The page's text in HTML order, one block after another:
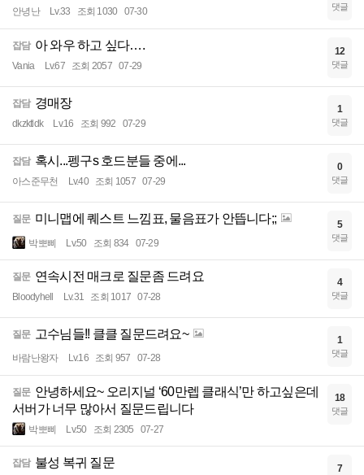
안녕난 Lv.33 조회 1030 07-30 댓글
잡담 아 와우 하고 싶다….
Vania Lv.67 조회 2057 07-29
12
댓글
잡담 경매장
dkzktldk Lv.16 조회 992 07-29
1
댓글
잡담 혹시...펭구s 호드분들 중에...
아스준무천 Lv.40 조회 1057 07-29
0
댓글
질문 미니맵에 퀘스트 느낌표, 물음표가 안뜹니다;;
박뽀삐 Lv.50 조회 834 07-29
5
댓글
질문 연속시전 매크로 질문좀 드려요
Bloodyhell Lv.31 조회 1017 07-28
4
댓글
질문 고수님들!! 클클 질문드려요~
바람난왕자 Lv.16 조회 957 07-28
1
댓글
질문 안녕하세요~ 오리지널 ‘60만렙 클래식’만 하고싶은데
서버가 너무 많아서 질문드립니다
박뽀삐 Lv.50 조회 2305 07-27
18
댓글
잡담 불성 복귀 질문 7